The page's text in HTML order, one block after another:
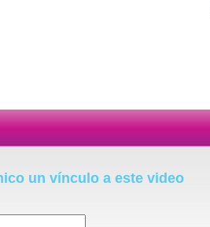
un vínculo a este video